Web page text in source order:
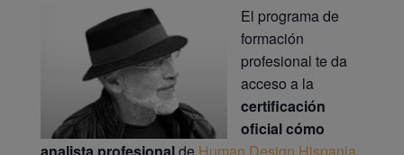
El programa de
formación
profesional te da
acceso a la
certificación
oficial cómo
analista profesionalde Human Design Hispania